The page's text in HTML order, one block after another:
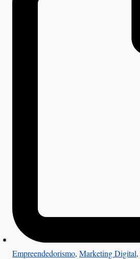
Empreendedorismo, Marketing Digital,